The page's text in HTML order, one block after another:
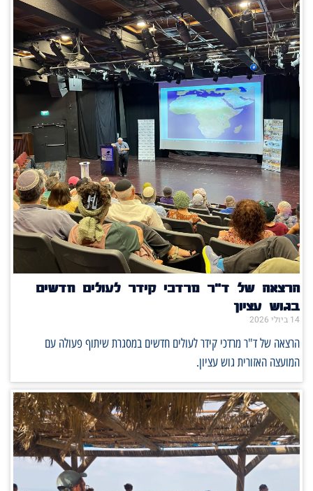
הרצאה של ד"ר מרדכי קידר לעולים חדשים
בגוש עציון
14 ביולי 2026
הרצאה של ד"ר מרדכי קידר לעולים חדשים במסגרת שיתוף פעולה עם
המועצה האזורית גוש עציון.